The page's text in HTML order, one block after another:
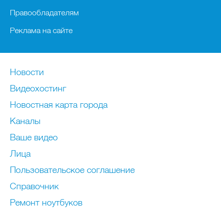
Правообладателям
Реклама на сайте
Новости
Видеохостинг
Новостная карта города
Каналы
Ваше видео
Лица
Пользовательское соглашение
Справочник
Ремонт нoутбуков